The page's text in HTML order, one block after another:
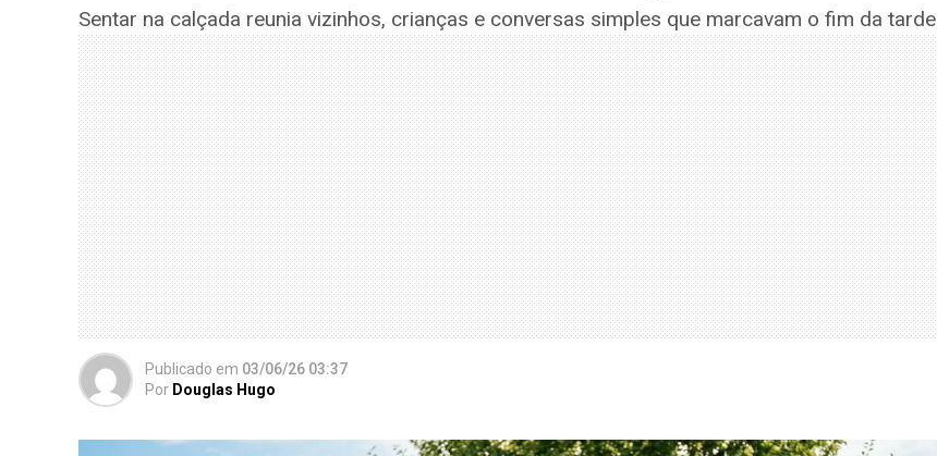
Sentar na calçada reunia vizinhos, crianças e conversas simples que marcavam o fim da tarde
Publicado em 03/06/26 03:37
Por Douglas Hugo